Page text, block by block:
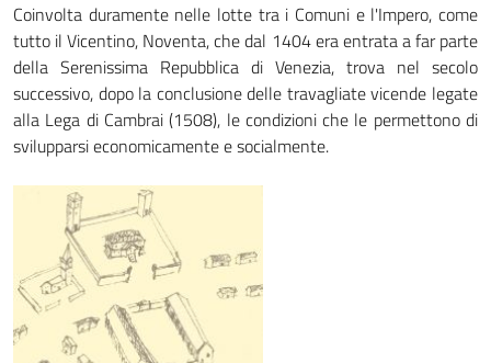
Coinvolta duramente nelle lotte tra i Comuni e l'Impero, come
tutto il Vicentino, Noventa, che dal 1404 era entrata a far parte
della Serenissima Repubblica di Venezia, trova nel secolo
successivo, dopo la conclusione delle travagliate vicende legate
alla Lega di Cambrai (1508), le condizioni che le permettono di
svilupparsi economicamente e social­mente.